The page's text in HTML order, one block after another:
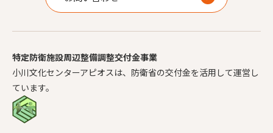
特定防衛施設周辺整備調整交付金事業
小川文化センターアピオスは、防衛省の交付金を活用して運営し
ています。